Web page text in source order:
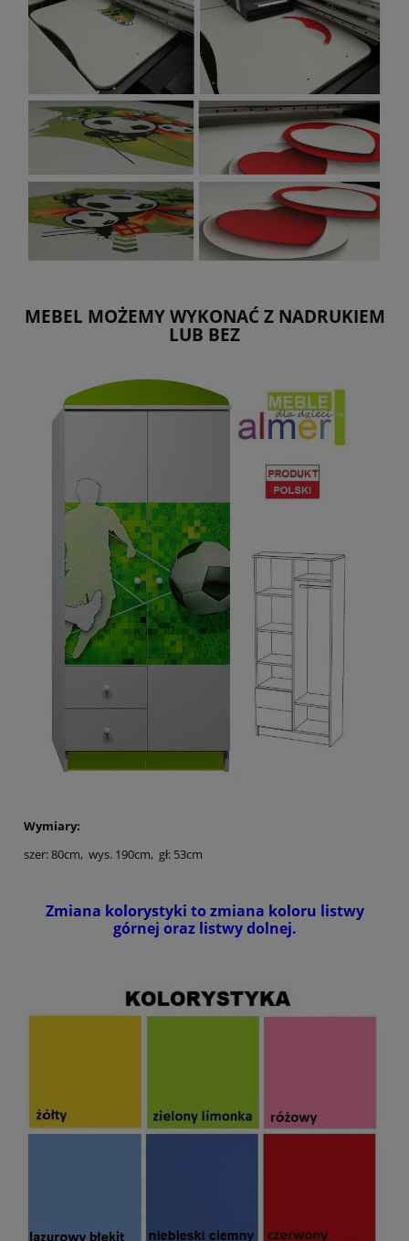
MEBEL MOŻEMY WYKONAĆ Z NADRUKIEM
LUB BEZ
Wymiary:
szer: 80cm, wys. 190cm, gł: 53cm
Zmiana kolorystyki to zmiana koloru listwy
górnej oraz listwy dolnej.